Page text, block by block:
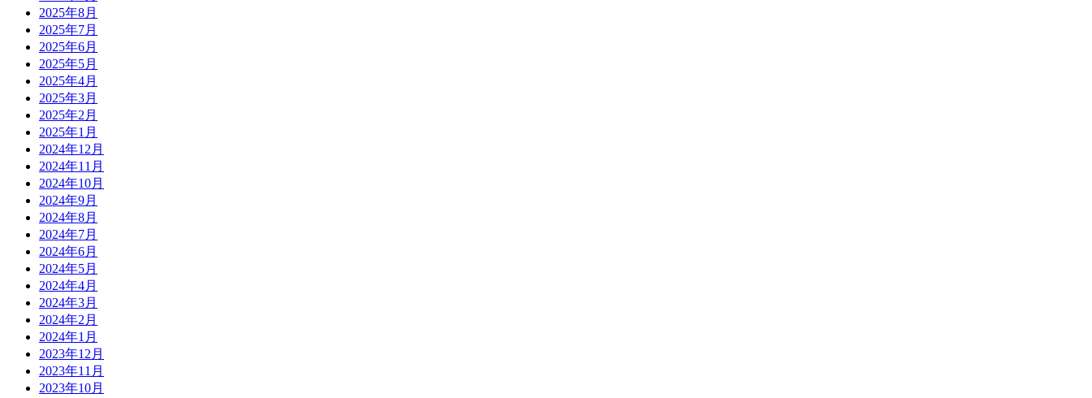
2025年8月
2025年7月
2025年6月
2025年5月
2025年4月
2025年3月
2025年2月
2025年1月
2024年12月
2024年11月
2024年10月
2024年9月
2024年8月
2024年7月
2024年6月
2024年5月
2024年4月
2024年3月
2024年2月
2024年1月
2023年12月
2023年11月
2023年10月